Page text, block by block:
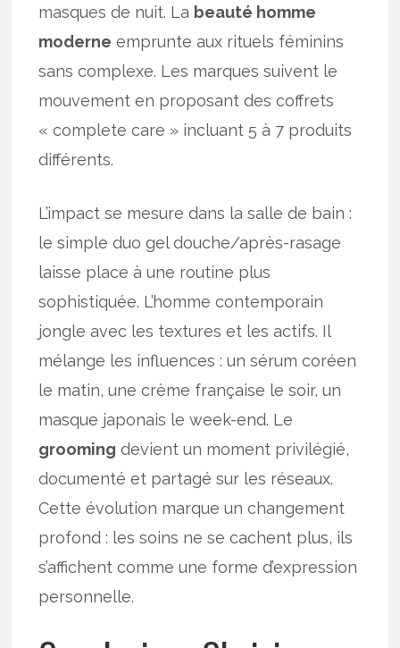
masques de nuit. La beauté homme
moderne emprunte aux rituels féminins
sans complexe. Les marques suivent le
mouvement en proposant des coffrets
« complete care » incluant 5 à 7 produits
différents.
L’impact se mesure dans la salle de bain :
le simple duo gel douche/après-rasage
laisse place à une routine plus
sophistiquée. L’homme contemporain
jongle avec les textures et les actifs. Il
mélange les influences : un sérum coréen
le matin, une crème française le soir, un
masque japonais le week-end. Le
grooming devient un moment privilégié,
documenté et partagé sur les réseaux.
Cette évolution marque un changement
profond : les soins ne se cachent plus, ils
s’affichent comme une forme d’expression
personnelle.